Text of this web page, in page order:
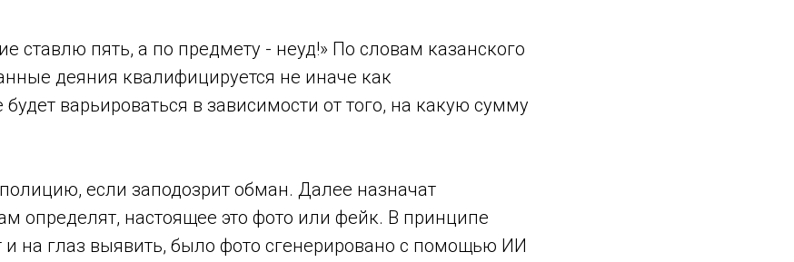
ставлю пять, а по предмету - неуд!» По словам казанского
деяния квалифицируется не иначе как
варьироваться в зависимости от того, на какую сумму
если заподозрит обман. Далее назначат
определят, настоящее это фото или фейк. В принципе
на глаз выявить, было фото сгенерировано с помощью ИИ